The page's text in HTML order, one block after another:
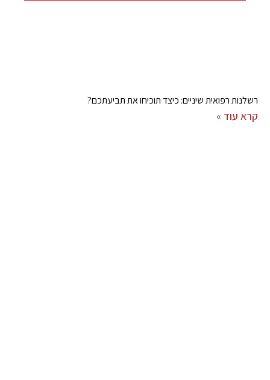
רשלנות רפואית שיניים: כיצד תוכיחו את תביעתכם?
קרא עוד »